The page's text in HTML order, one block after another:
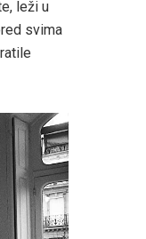
leži u
svima